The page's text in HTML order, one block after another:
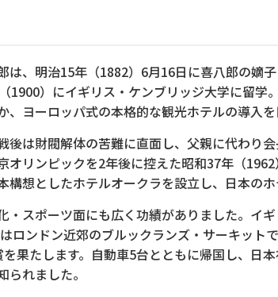
は、明治15年（1882）6月16日に喜八郎の嫡子
1900）にイギリス・ケンブリッジ大学に留学
、ヨーロッパ式の本格的な観光ホテルの導入
後は財閥解体の苦難に直面し、父親に代わり
オリンピックを2年後に控えた昭和37年（
構想としたホテルオークラを設立し、日本の
・スポーツ面にも広く功績がありました。イ
ロンドン近郊のブルックランズ・サーキット
を果たします。自動車5台とともに帰国し、日
られました。